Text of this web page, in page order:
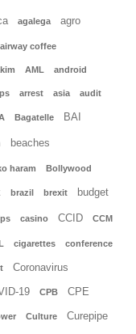
agalega agro
airway coffee
AML android
arrest asia audit
Bagatelle BAI
beaches
haram Bollywood
brazil brexit budget
casino CCID CCM
cigarettes conference
Coronavirus
19 CPB CPE
Culture Curepipe